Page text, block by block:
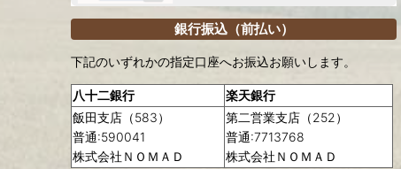
銀行振込（前払い）
下記のいずれかの指定口座へお振込お願いします。
八十二銀行
楽天銀行
飯田支店（583）
普通:590041
株式会社ＮＯＭＡＤ
第二営業支店（252）
普通:7713768
株式会社ＮＯＭＡＤ